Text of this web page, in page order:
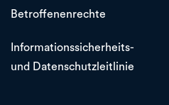
Betroffenenrechte
Informationssicherheits-
und Datenschutzleitlinie